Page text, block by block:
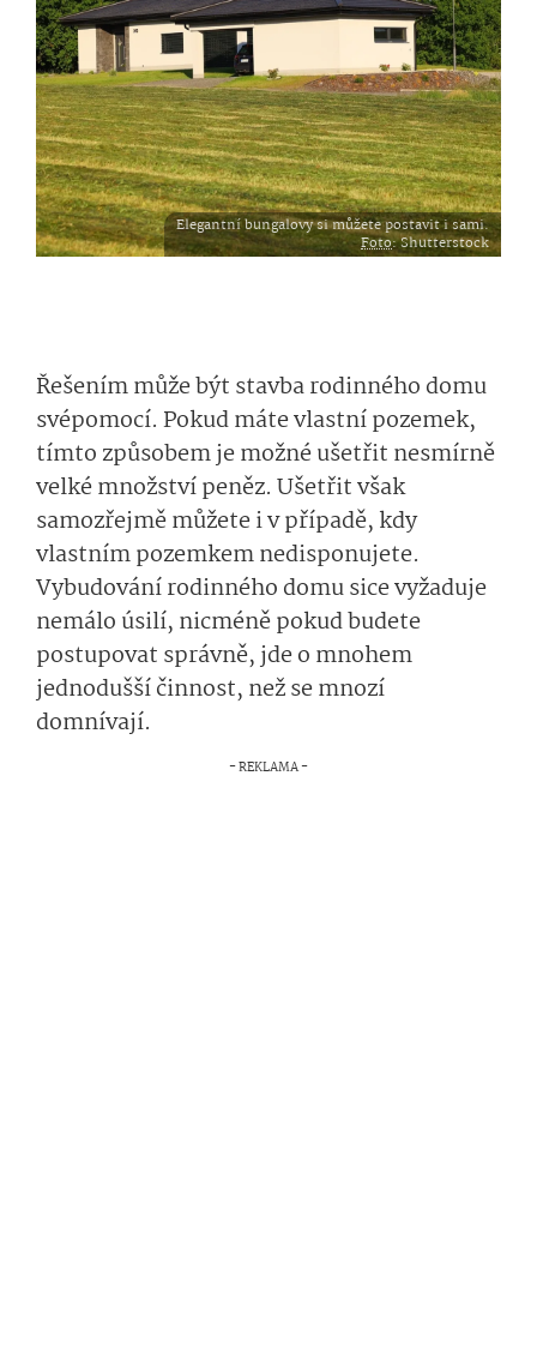
Elegantní bungalovy si můžete postavit i sami.
Foto: Shutterstock
Řešením může být stavba rodinného domu
svépomocí. Pokud máte vlastní pozemek,
tímto způsobem je možné ušetřit nesmírně
velké množství peněz. Ušetřit však
samozřejmě můžete i v případě, kdy
vlastním pozemkem nedisponujete.
Vybudování rodinného domu sice vyžaduje
nemálo úsilí, nicméně pokud budete
postupovat správně, jde o mnohem
jednodušší činnost, než se mnozí
domnívají.